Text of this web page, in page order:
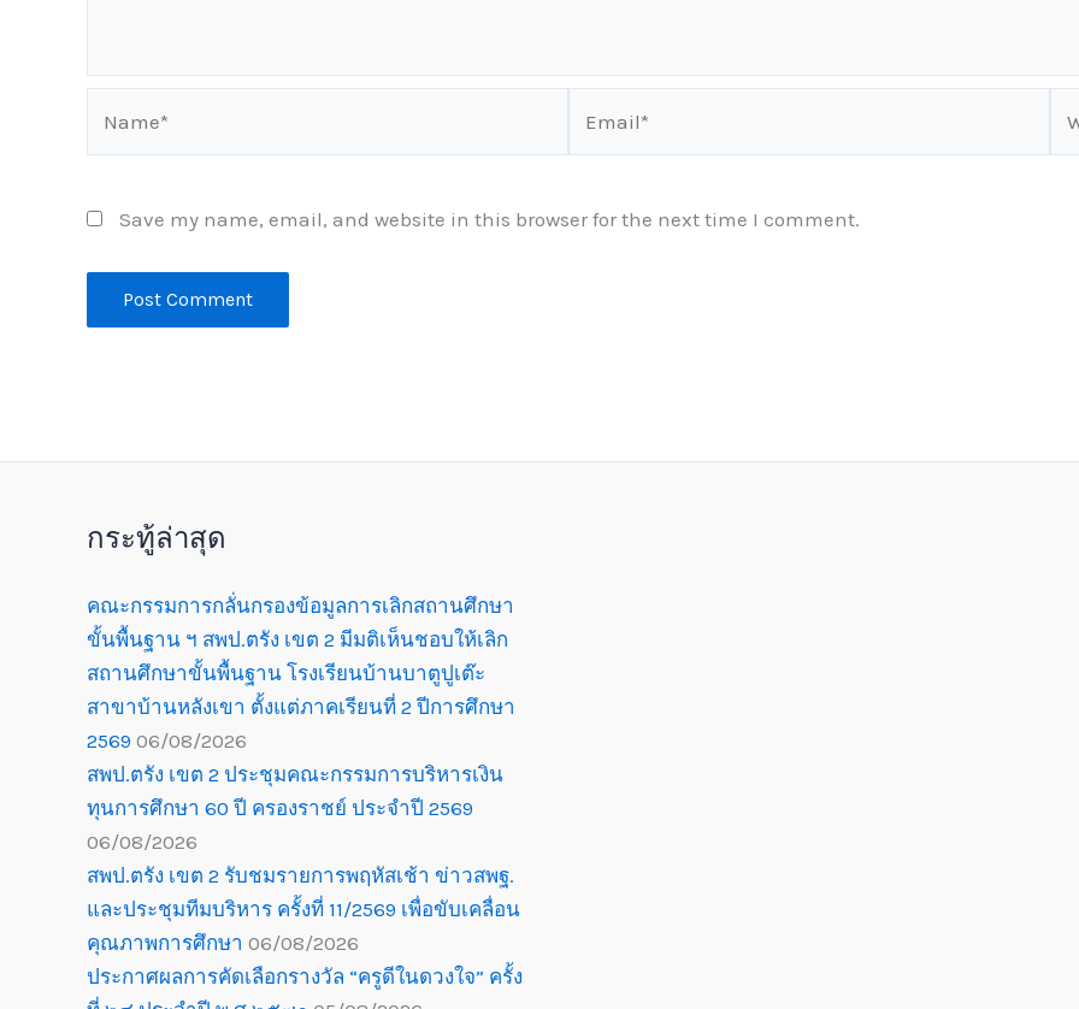
Save my name, email, and website in this browser for the next time I comment.
กระทู้ล่าสุด
คณะกรรมการกลั่นกรองข้อมูลการเลิกสถานศึกษา
ขั้นพื้นฐาน ฯ สพป.ตรัง เขต 2 มีมติเห็นชอบให้เลิก
สถานศึกษาขั้นพื้นฐาน โรงเรียนบ้านบาตูปูเต๊ะ
สาขาบ้านหลังเขา ตั้งแต่ภาคเรียนที่ 2 ปีการศึกษา
2569 06/08/2026
สพป.ตรัง เขต 2 ประชุมคณะกรรมการบริหารเงิน
ทุนการศึกษา 60 ปี ครองราชย์ ประจำปี 2569
06/08/2026
สพป.ตรัง เขต 2 รับชมรายการพฤหัสเช้า ข่าวสพฐ.
และประชุมทีมบริหาร ครั้งที่ 11/2569 เพื่อขับเคลื่อน
คุณภาพการศึกษา 06/08/2026
ประกาศผลการคัดเลือกรางวัล “ครูดีในดวงใจ” ครั้ง